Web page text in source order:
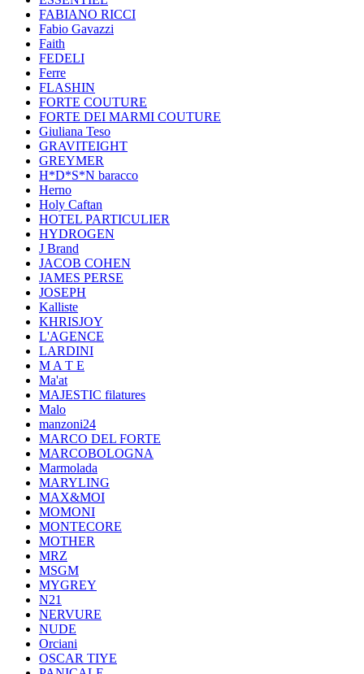
FABIANO RICCI
Fabio Gavazzi
Faith
FEDELI
Ferre
FLASHIN
FORTE COUTURE
FORTE DEI MARMI COUTURE
Giuliana Teso
GRAVITEIGHT
GREYMER
H*D*S*N baracco
Herno
Holy Caftan
HOTEL PARTICULIER
HYDROGEN
J Brand
JACOB COHEN
JAMES PERSE
JOSEPH
Kalliste
KHRISJOY
L'AGENCE
LARDINI
M A T E
Ma'at
MAJESTIC filatures
Malo
manzoni24
MARCO DEL FORTE
MARCOBOLOGNA
Marmolada
MARYLING
MAX&MOI
MOMONI
MONTECORE
MOTHER
MRZ
MSGM
MYGREY
N21
NERVURE
NUDE
Orciani
OSCAR TIYE